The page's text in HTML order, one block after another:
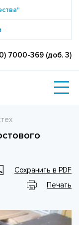
7000-369 (доб. 3)
Сохранить в PDF
Печать